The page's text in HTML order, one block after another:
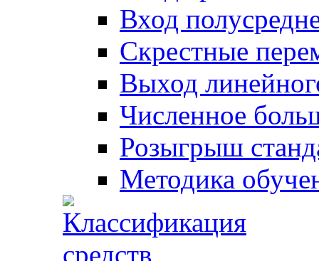
Вход
Скрестные
Выход
Численное
Розыгрыш
Методика